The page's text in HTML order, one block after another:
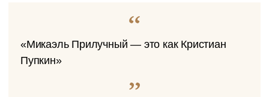
«Микаэль Прилучный — это как Кристиан
Пупкин»